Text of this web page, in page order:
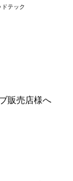
テック
販売店様へ